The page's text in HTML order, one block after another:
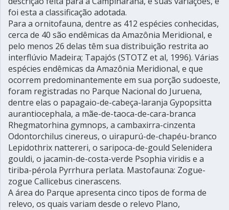
foi esta a classificação adotada.
Para a ornitofauna, dentre as 412 espécies conhecidas,
cerca de 40 são endêmicas da Amazônia Meridional, e
pelo menos 26 delas têm sua distribuição restrita ao
interflúvio Madeira; Tapajós (STOTZ et al, 1996). Várias
espécies endêmicas da Amazônia Meridional, e que
ocorrem predominantemente em sua porção sudoeste,
foram registradas no Parque Nacional do Juruena,
dentre elas o papagaio-de-cabeça-laranja Gypopsitta
aurantiocephala, a mãe-de-taoca-de-cara-branca
Rhegmatorhina gymnops, a cambaxirra-cinzenta
Odontorchilus cinereus, o uirapurú-de-chapéu-branco
Lepidothrix nattereri, o saripoca-de-gould Selenidera
gouldi, o jacamin-de-costa-verde Psophia viridis e a
tiriba-pérola Pyrrhura perlata. Mastofauna: Zogue-
zogue Callicebus cinerascens.
A área do Parque apresenta cinco tipos de forma de
relevo, os quais variam desde o relevo Plano,